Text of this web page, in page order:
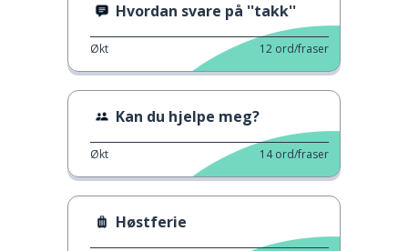
Hvordan svare på ''takk''
Økt 12 ord/fraser
Kan du hjelpe meg?
Økt 14 ord/fraser
Høstferie